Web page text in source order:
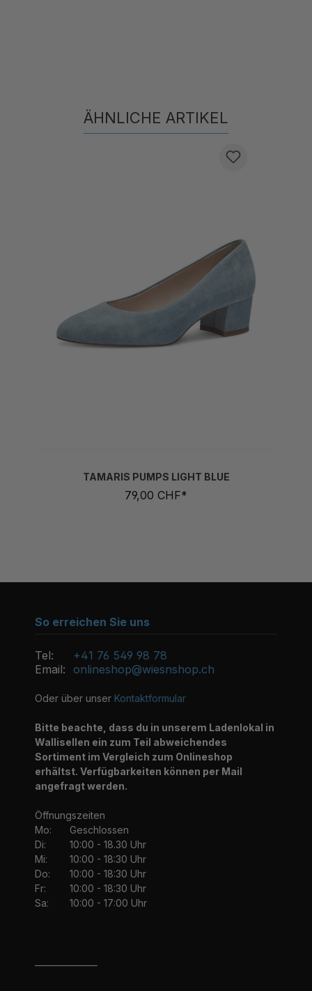
Produktgalerie überspringen
79,00 CHF*
So erreichen Sie uns
Tel:
+41 76 549 98 78
Email: onlineshop@wiesnshop.ch
Oder über unser Kontaktformular
Bitte beachte, dass du in unserem Ladenlokal in
Wallisellen ein zum Teil abweichendes
Sortiment im Vergleich zum Onlineshop
erhältst. Verfügbarkeiten können per Mail
angefragt werden.
Öffnungszeiten
Mo:
Geschlossen
Di:
10:00 - 18.30 Uhr
Mi:
10:00 - 18:30 Uhr
Do:
10:00 - 18:30 Uhr
Fr:
10:00 - 18:30 Uhr
Sa:
10:00 - 17:00 Uhr